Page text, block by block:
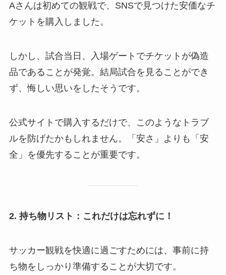
Aさんは初めての観戦で、SNSで見つけた安価なチ
ケットを購入しました。
しかし、試合当日、入場ゲートでチケットが偽造
品であることが発覚。結局試合を見ることができ
ず、悔しい思いをしたそうです。
公式サイトで購入するだけで、このようなトラブ
ルを防げたかもしれません。「安さ」よりも「安
全」を優先することが重要です。
2. 持ち物リスト：これだけは忘れずに！
サッカー観戦を快適に過ごすためには、事前に持
ち物をしっかり準備することが大切です。